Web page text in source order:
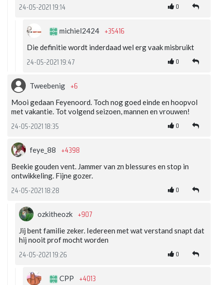
24-05-2021 19:14 0
michiel2424 +35416
Die definitie wordt inderdaad wel erg vaak misbruikt
24-05-2021 19:47 0
Tweebenig +6
Mooi gedaan Feyenoord. Toch nog goed einde en hoopvol
met vakantie. Tot volgend seizoen, mannen en vrouwen!
24-05-2021 18:35 0
feye_88 +4398
Beekie gouden vent. Jammer van zn blessures en stop in
ontwikkeling. Fijne gozer.
24-05-2021 18:28 0
ozkitheozk +907
Jij bent familie zeker. Iedereen met wat verstand snapt dat
hij nooit prof mocht worden
24-05-2021 19:26 0
CPP +4013